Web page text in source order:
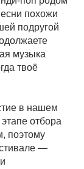
похожи
подругой
музыка
твоё
в нашем
отбора
поэтому
—